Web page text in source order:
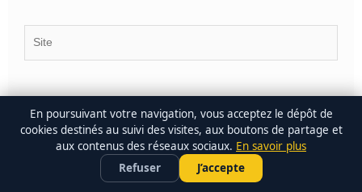
Me prévenir lorsque de nouveaux commentaires sont ajoutés.
PARIER SUR LE FOOT •
Profiter de l'offre →
En poursuivant votre navigation, vous acceptez le dépôt de
cookies destinés au suivi des visites, aux boutons de partage et
aux contenus des réseaux sociaux. En savoir plus
Refuser
J’accepte